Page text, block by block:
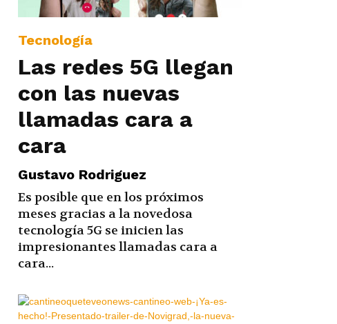
Tecnología
Las redes 5G llegan
con las nuevas
llamadas cara a
cara
Gustavo Rodriguez
Es posible que en los próximos
meses gracias a la novedosa
tecnología 5G se inicien las
impresionantes llamadas cara a
cara...